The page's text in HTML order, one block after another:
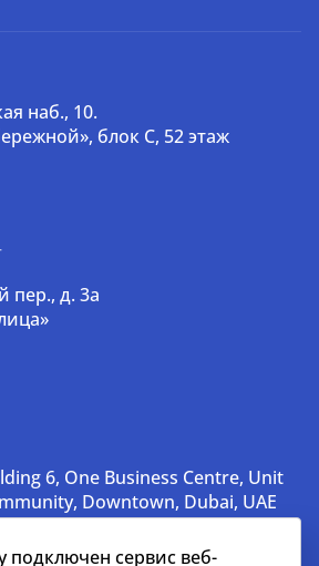
наб., 10.
блок С, 52 этаж
пер., д. 3a
6, One Business Centre, Unit
Downtown, Dubai, UAE
подключен сервис веб-